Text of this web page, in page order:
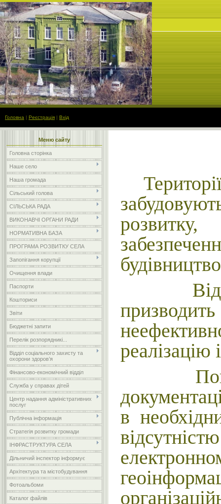
Головна | Реєстрація | Вхід
Меню сайту
Головна сторінка
Наше село
Наша громада
Сільський голова
СІЛЬСЬКА РАДА
ВИКОНАВЧІ ОРГАНИ РАДИ
НОРМАТИВНА БАЗА
ПРОГРАМА РОЗВИТКУ СЕЛА
Запопігання корупції
Очищення влади
Паспорти
Кошториси
Звіти
Бюджетні запити
Перелік розпорядникі...
Відділ соціального захисту та
охорони здоров’я
Фінансово-економічний відділ
Служба у справах дітей
Центр надання адміністративних
послуг
Публічна інформація
Стратегія розвитку громади
ІНФРАСТРУКТУРА СЕЛА
Дільничий інспектор інформує
Архітектура та містобудування
Фотоальбоми
Каталог файлів
реалізацію
в